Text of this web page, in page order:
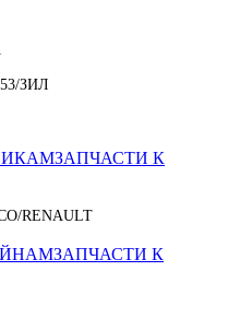
ЗИЛ
ЗАПЧАСТИ К
RENAULT
ЗАПЧАСТИ К